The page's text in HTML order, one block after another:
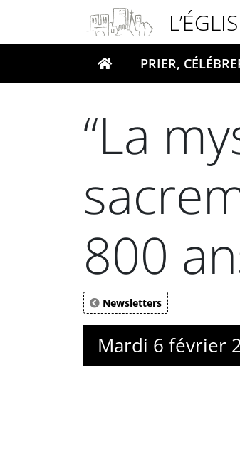
Votre recherche
PRIER,
“La
800
Newsletters
Mardi 6 février
Panneau de gestion des cookies